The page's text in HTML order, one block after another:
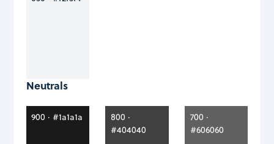
Neutrals
900 · #1a1a1a
800 ·
#404040
700 ·
#606060